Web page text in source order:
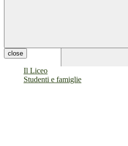
close
Il Liceo
Studenti e famiglie